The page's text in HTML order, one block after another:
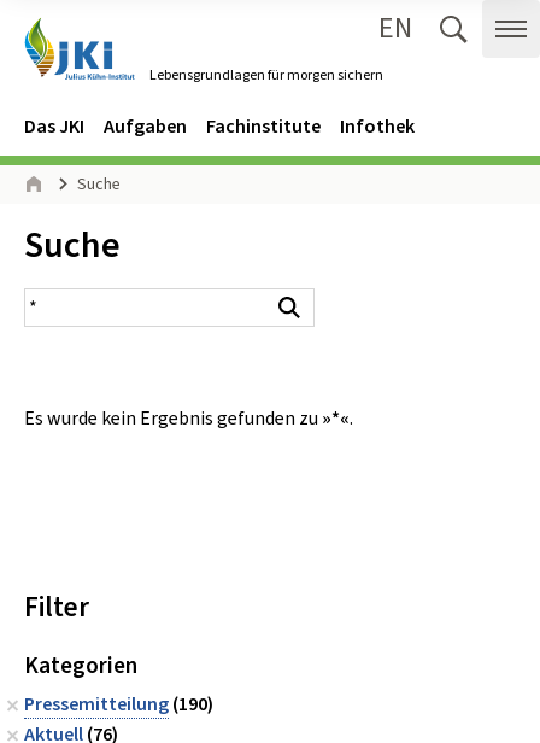
Lebensgrundlagen für morgen sichern
EN
Navigation
Hauptmenü
Das JKI Aufgaben Fachinstitute Infothek
Seitenpfad
Suche
Inhalt:
Suche
Suchergebnis
Es wurde kein Ergebnis gefunden zu »*«.
Filter
Kategorien
Pressemitteilung(190)
Aktuell(76)